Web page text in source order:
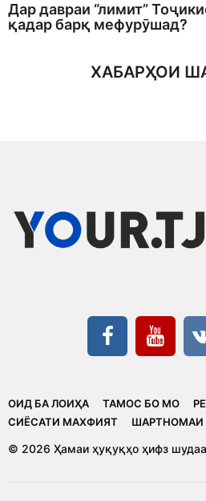
Дар давраи “лимит”
қадар барқ мефурӯшад?
ХАБАРҲОИ
ОИД БА ЛОИҲА ТАМОС БО МО
CИЁСАТИ МАХФИЯТ
ШАРТНОМАИ
© 2026 Ҳамаи ҳуқуқҳо ҳифз